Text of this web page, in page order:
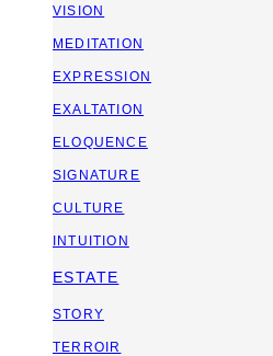
VISION
MEDITATION
EXPRESSION
EXALTATION
ELOQUENCE
SIGNATURE
CULTURE
INTUITION
ESTATE
STORY
TERROIR